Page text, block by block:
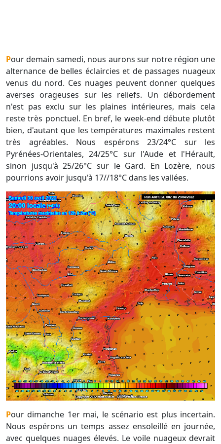
Pour demain samedi, nous aurons sur notre région une
alternance de belles éclaircies et de passages nuageux
venus du nord. Ces nuages peuvent donner quelques
averses orageuses sur les reliefs. Un débordement
n'est pas exclu sur les plaines intérieures, mais cela
reste très ponctuel. En bref, le week-end débute plutôt
bien, d'autant que les températures maximales restent
très agréables. Nous espérons 23/24°C sur les
Pyrénées-Orientales, 24/25°C sur l'Aude et l'Hérault,
sinon jusqu'à 25/26°C sur le Gard. En Lozère, nous
pourrions avoir jusqu'à 17//18°C dans les vallées.
Pour dimanche 1er mai, le scénario est plus incertain.
Nous espérons un temps assez ensoleillé en journée,
avec quelques nuages élevés. Le voile nuageux devrait